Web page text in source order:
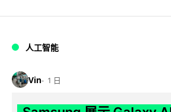
人工智能
Vin 1 日